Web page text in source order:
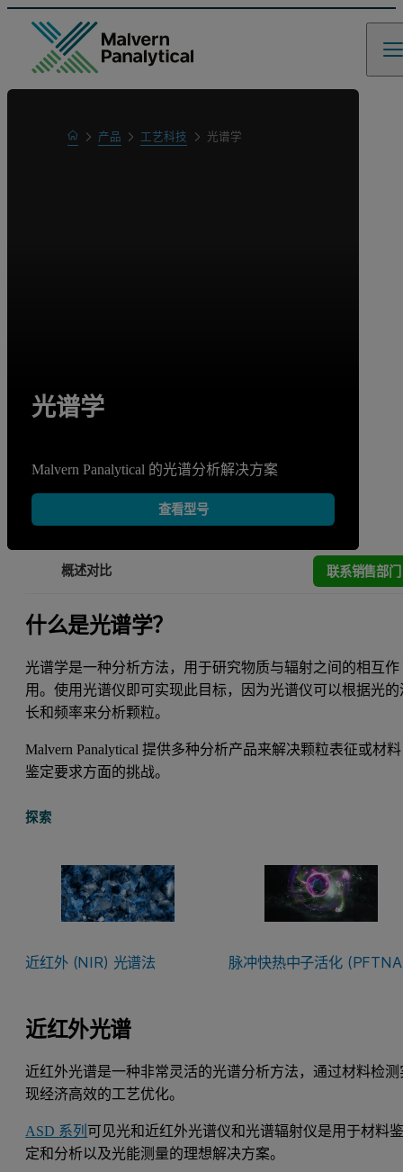
Home产品 工艺科技 光谱学
光谱学
Malvern Panalytical 的光谱分析解决方案
查看型号
概述对比 联系销售部门
什么是光谱学？
光谱学是一种分析方法，用于研究物质与辐射之间的相互作
用。使用光谱仪即可实现此目标，因为光谱仪可以根据光的
长和频率来分析颗粒。
Malvern Panalytical 提供多种分析产品来解决颗粒表征或材料
鉴定要求方面的挑战。
探索
近红外 (NIR) 光谱法 脉冲快热中子活化
近红外光谱
近红外光谱是一种非常灵活的光谱分析方法，通过材料检测
现经济高效的工艺优化。
ASD 系列 可见光和近红外光谱仪和光谱辐射仪是用于材料
定和分析以及光能测量的理想解决方案。